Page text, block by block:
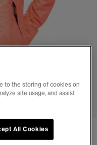
5 6
to the storing of cookies on
site usage, and assist
All Cookies